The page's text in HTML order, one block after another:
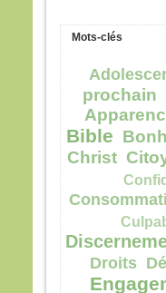
Mots-clés
prochain
Bible
Christ
Droits